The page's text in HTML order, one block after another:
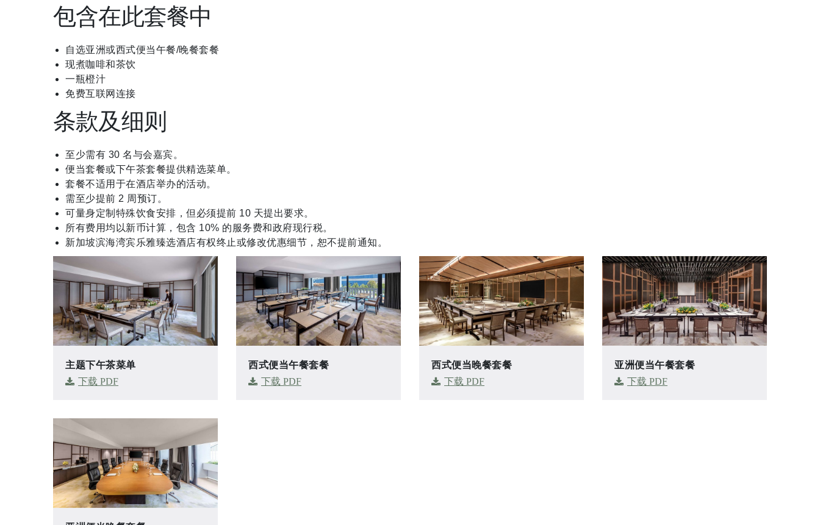
包含在此套餐中
自选亚洲或西式便当午餐/晚餐套餐
现煮咖啡和茶饮
一瓶橙汁
免费互联网连接
条款及细则
至少需有 30 名与会嘉宾。
便当套餐或下午茶套餐提供精选菜单。
套餐不适用于在酒店举办的活动。
需至少提前 2 周预订。
可量身定制特殊饮食安排，但必须提前 10 天提出要求。
所有费用均以新币计算，包含 10% 的服务费和政府现行税。
新加坡滨海湾宾乐雅臻选酒店有权终止或修改优惠细节，恕不提前通知。
主题下午茶菜单
下载 PDF
西式便当午餐套餐
下载 PDF
西式便当晚餐套餐
下载 PDF
亚洲便当午餐套餐
下载 PDF